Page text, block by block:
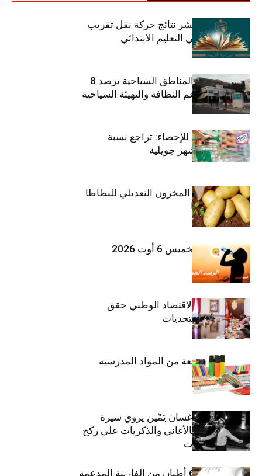
وزارة التربية تنشر نتائج حركة نقل تقريب
الأزواج لمدرّسي التعليم الابتدائي
صندوق حماية المناطق السياحية يرصد 8
مليون دينار لدعم النظافة والتهيئة السياحية
المعهد الوطني للإحصاء: تراجع نسبة
التضخم خلال شهر جويلية
وزارة الفلاحة : المخزون التعديلي للبطاطا
بلغ 12392 طنا
طقس اليوم الخميس 6 أوت 2026
وزيرة المالية: الاقتصاد الوطني حقق
مكاسب رغم التحديات
حجز 1926 قطعة من المواد المدرسية
الفنان اللبناني غسان يَمِّين يروي سيرة
شارل أزنافور بالأغاني والذكريات على ركح
مسرح الحمامات
منوبة: حجز 6،3 أطنان من الفارينة المدعمة